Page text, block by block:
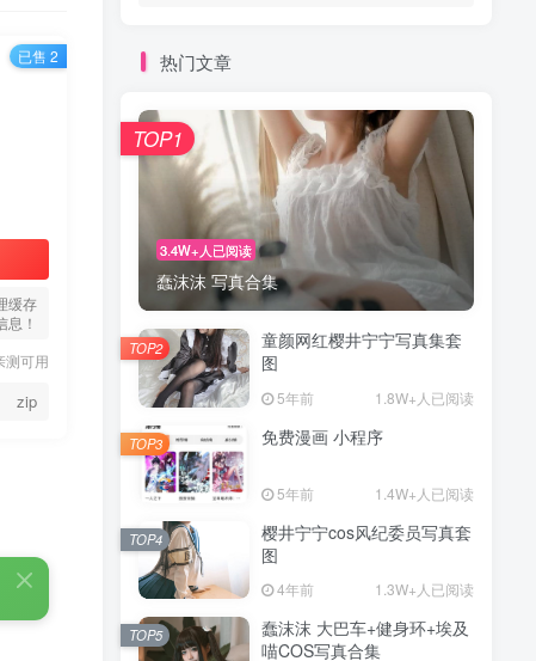
缓存
！
测可用
zip
已售 2 热门文章
3.4W+人已阅读
蠢沫沫 写真合集
TOP1
童颜网红樱井宁宁写真集套
图
5年前 1.8W+人已阅读
TOP2
免费漫画 小程序
5年前 1.4W+人已阅读
TOP3
樱井宁宁cos风纪委员写真套
图
4年前 1.3W+人已阅读
TOP4
蠢沫沫 大巴车+健身环+埃及
喵COS写真合集
TOP5